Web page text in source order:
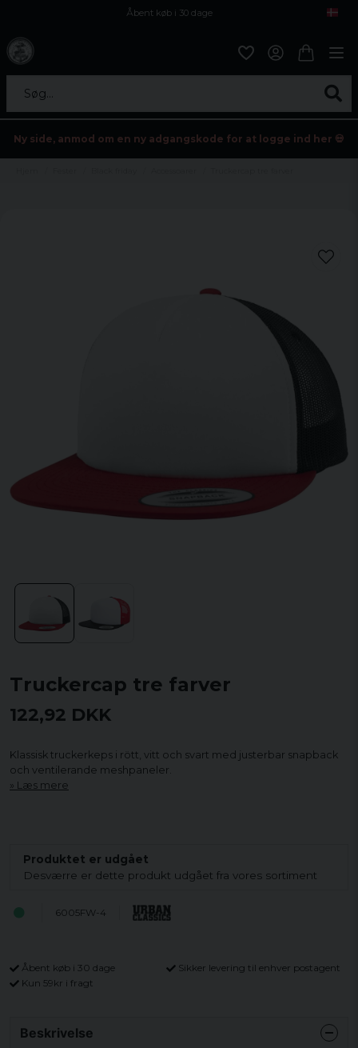
Åbent køb i 30 dage
Søg...
Ny side, anmod om en ny adgangskode for at logge ind her 💀
Truckercap tre farver
122,92 DKK
Klassisk truckerkeps i rött, vitt och svart med justerbar snapback
och ventilerande meshpaneler.
Læs mere
Produktet er udgået
Desværre er dette produkt udgået fra vores sortiment
6005FW-4
Åbent køb i 30 dage
Sikker levering til enhver postagent
Kun 59kr i fragt
Beskrivelse